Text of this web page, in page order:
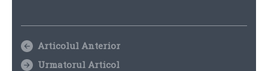
Articolul Anterior
Urmatorul Articol